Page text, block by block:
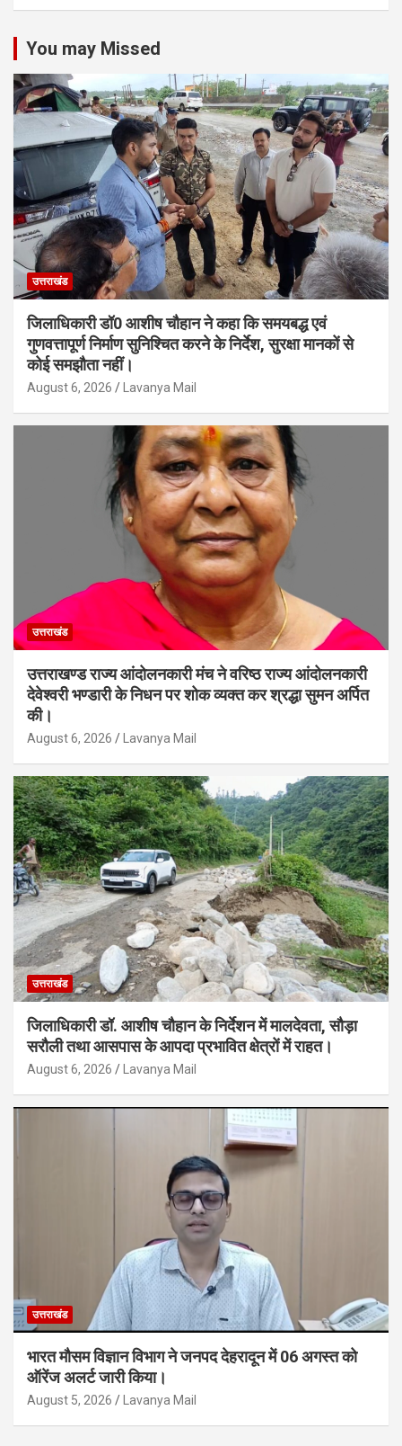
You may Missed
उत्तराखंड
जिलाधिकारी डॉ0 आशीष चौहान ने कहा कि समयबद्ध एवं
गुणवत्तापूर्ण निर्माण सुनिश्चित करने के निर्देश, सुरक्षा मानकों से
कोई समझौता नहीं।
August 6, 2026 Lavanya Mail
उत्तराखंड
उत्तराखण्ड राज्य आंदोलनकारी मंच ने वरिष्ठ राज्य आंदोलनकारी
देवेश्वरी भण्डारी के निधन पर शोक व्यक्त कर श्रद्धा सुमन अर्पित
की।
August 6, 2026 Lavanya Mail
उत्तराखंड
जिलाधिकारी डॉ. आशीष चौहान के निर्देशन में मालदेवता, सौड़ा
सरौली तथा आसपास के आपदा प्रभावित क्षेत्रों में राहत।
August 6, 2026 Lavanya Mail
उत्तराखंड
भारत मौसम विज्ञान विभाग ने जनपद देहरादून में 06 अगस्त को
ऑरेंज अलर्ट जारी किया।
August 5, 2026 Lavanya Mail